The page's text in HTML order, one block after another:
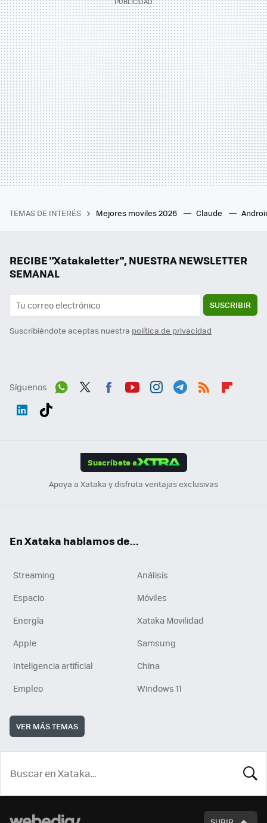
TEMAS DE INTERÉS Mejores moviles 2026 Claude
RECIBE "Xatakaletter", NUESTRA NEWSLETTER
SEMANAL
SUSCRIBIR
Suscribiéndote aceptas nuestra política de privacidad
Síguenos
Suscríbete a
Apoya a Xataka y disfruta ventajas exclusivas
En Xataka hablamos de...
Streaming
Análisis
Espacio
Móviles
Energía
Xataka Movilidad
Apple
Samsung
Inteligencia artificial
China
Empleo
Windows 11
VER MÁS TEMAS